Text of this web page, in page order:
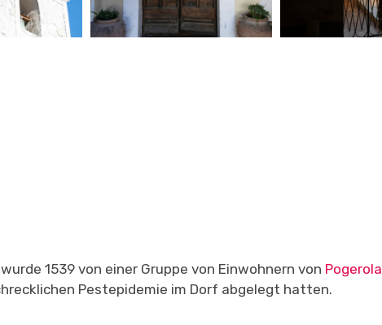
1539 von einer Gruppe von Einwohnern von Pogerola
Pestepidemie im Dorf abgelegt hatten.